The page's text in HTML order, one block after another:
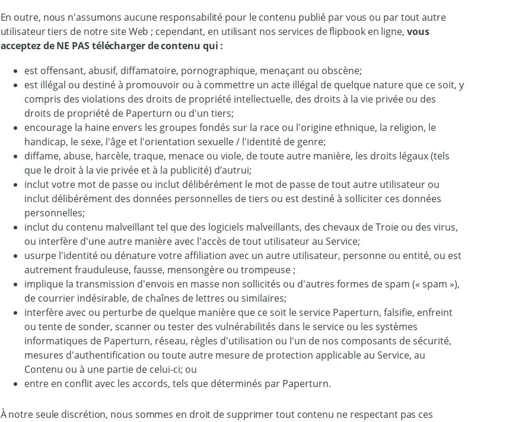
En outre, nous n'assumons aucune responsabilité pour le contenu publié par vous ou par tout autre
utilisateur tiers de notre site Web ; cependant, en utilisant nos services de flipbook en ligne, vous
acceptez de NE PAS télécharger de contenu qui :
est offensant, abusif, diffamatoire, pornographique, menaçant ou obscène;
est illégal ou destiné à promouvoir ou à commettre un acte illégal de quelque nature que ce soit, y
compris des violations des droits de propriété intellectuelle, des droits à la vie privée ou des
droits de propriété de Paperturn ou d'un tiers;
encourage la haine envers les groupes fondés sur la race ou l'origine ethnique, la religion, le
handicap, le sexe, l'âge et l'orientation sexuelle / l'identité de genre;
diffame, abuse, harcèle, traque, menace ou viole, de toute autre manière, les droits légaux (tels
que le droit à la vie privée et à la publicité) d’autrui;
inclut votre mot de passe ou inclut délibérément le mot de passe de tout autre utilisateur ou
inclut délibérément des données personnelles de tiers ou est destiné à solliciter ces données
personnelles;
inclut du contenu malveillant tel que des logiciels malveillants, des chevaux de Troie ou des virus,
ou interfère d'une autre manière avec l'accès de tout utilisateur au Service;
usurpe l'identité ou dénature votre affiliation avec un autre utilisateur, personne ou entité, ou est
autrement frauduleuse, fausse, mensongère ou trompeuse ;
implique la transmission d'envois en masse non sollicités ou d'autres formes de spam (« spam »),
de courrier indésirable, de chaînes de lettres ou similaires;
interfère avec ou perturbe de quelque manière que ce soit le service Paperturn, falsifie, enfreint
ou tente de sonder, scanner ou tester des vulnérabilités dans le service ou les systèmes
informatiques de Paperturn, réseau, règles d'utilisation ou l'un de nos composants de sécurité,
mesures d'authentification ou toute autre mesure de protection applicable au Service, au
Contenu ou à une partie de celui-ci; ou
entre en conflit avec les accords, tels que déterminés par Paperturn.
À notre seule discrétion, nous sommes en droit de supprimer tout contenu ne respectant pas ces